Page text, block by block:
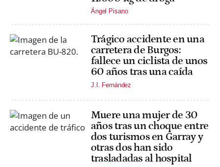
Ángel Pisano
Trágico accidente en una
carretera de Burgos:
fallece un ciclista de unos
60 años tras una caída
J.I. Fernández
Muere una mujer de 30
años tras un choque entre
dos turismos en Garray y
otras dos han sido
trasladadas al hospital